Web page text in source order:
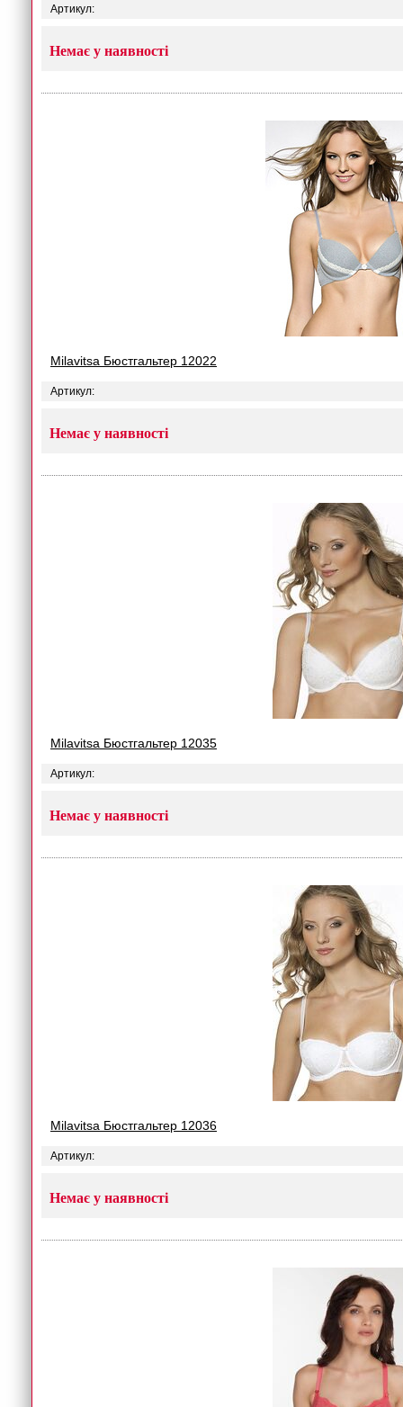
Артикул:
Немає у наявності
Milavitsa Бюстгальтер 12022
Артикул:
Немає у наявності
Milavitsa Бюстгальтер 12035
Артикул:
Немає у наявності
Milavitsa Бюстгальтер 12036
Артикул:
Немає у наявності